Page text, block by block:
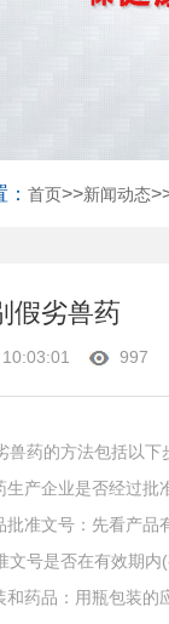
首页>>新闻动态
假劣兽药
10:03:01 997
药的方法包括以下
企业是否经过批准
文号：先看产品有
文号是否在有效期内(
品：用瓶包装的应